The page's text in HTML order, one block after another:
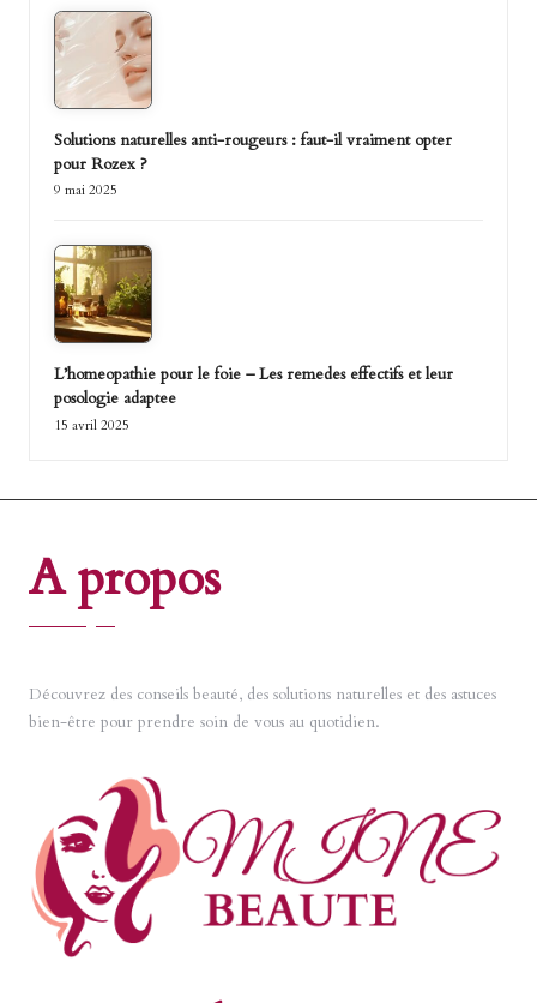
Solutions naturelles anti-rougeurs : faut-il vraiment opter
pour Rozex ?
9 mai 2025
L’homeopathie pour le foie – Les remedes effectifs et leur
posologie adaptee
15 avril 2025
A propos
Découvrez des conseils beauté, des solutions naturelles et des astuces
bien-être pour prendre soin de vous au quotidien.